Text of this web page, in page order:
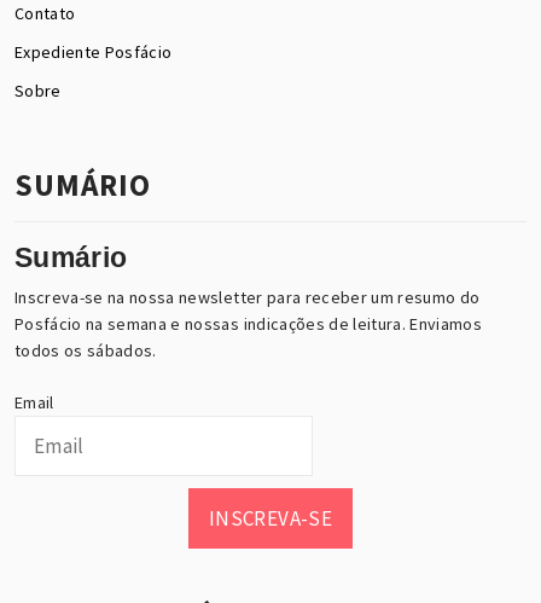
Contato
Expediente Posfácio
Sobre
SUMÁRIO
Sumário
Inscreva-se na nossa newsletter para receber um resumo do
Posfácio na semana e nossas indicações de leitura. Enviamos
todos os sábados.
Email
INSCREVA-SE